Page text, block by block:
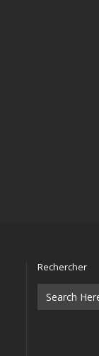
Rechercher